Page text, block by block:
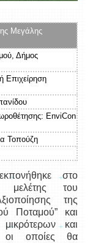
Μεγάλης
Δήμος
Επιχείρηση
EnviCon
Τοπούζη
στο
μελέτης του
της
Ποταμού” και
και
οι οποίες θα